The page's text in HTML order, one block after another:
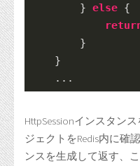
        }
else {
        }
    }
    ...
HttpSessionインスタン
ジェクトをRedis内に確
ンスを生成して返す、